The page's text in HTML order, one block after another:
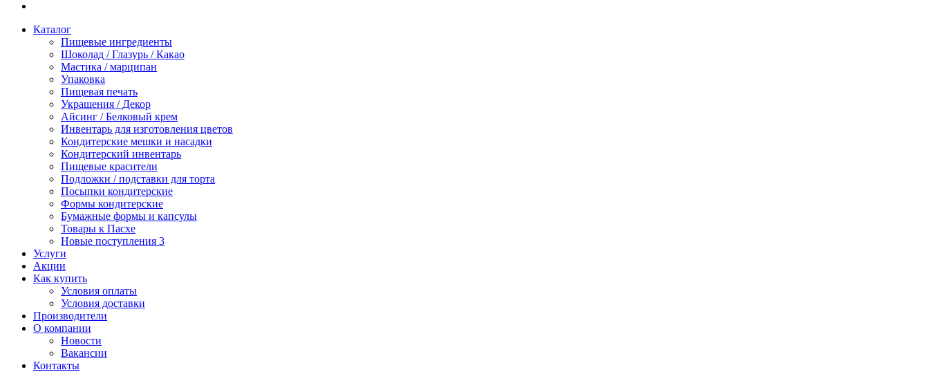
Каталог
Пищевые ингредиенты
Шоколад / Глазурь / Какао
Мастика / марципан
Упаковка
Пищевая печать
Украшения / Декор
Айсинг / Белковый крем
Инвентарь для изготовления цветов
Кондитерские мешки и насадки
Кондитерский инвентарь
Пищевые красители
Подложки / подставки для торта
Посыпки кондитерские
Формы кондитерские
Бумажные формы и капсулы
Товары к Пасхе
Новые поступления 3
Услуги
Акции
Как купить
Условия оплаты
Условия доставки
Производители
О компании
Новости
Вакансии
Контакты